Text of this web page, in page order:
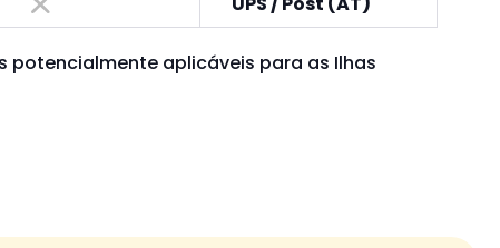
potencialmente aplicáveis para as Ilhas